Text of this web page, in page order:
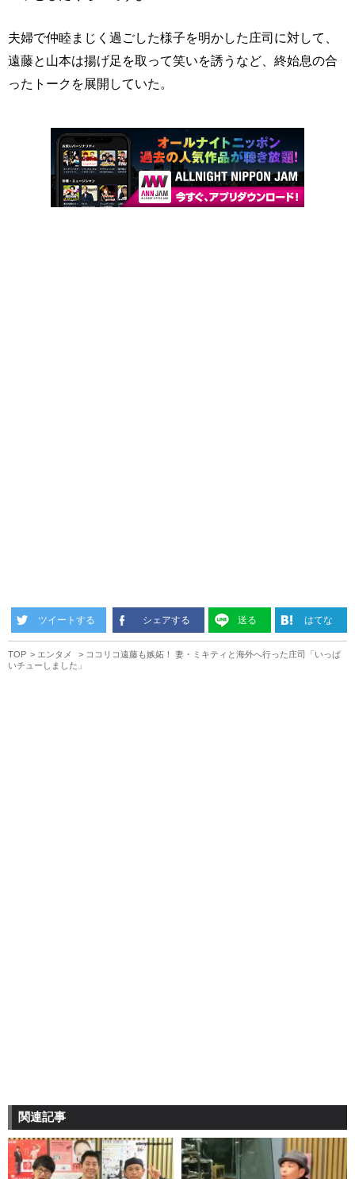
夫婦で仲睦まじく過ごした様子を明かした庄司に対して、
遠藤と山本は揚げ足を取って笑いを誘うなど、終始息の合
ったトークを展開していた。
ツイートする シェアする 送る はてな
TOP エンタメ
ココリコ遠藤も嫉妬！ 妻・ミキティと海外へ行った庄司「いっぱ
いチューしました」
関連記事